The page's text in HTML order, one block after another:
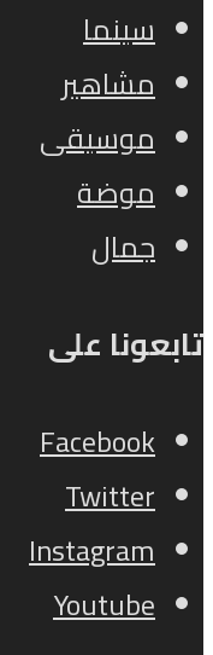
سينما
مشاهير
موسيقى
موضة
جمال
تابعونا على
Facebook
Twitter
Instagram
Youtube